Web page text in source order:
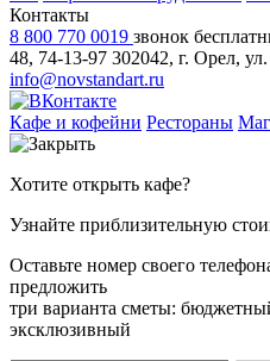
Контакты
8 800 770 0019 звонок
48, 74-13-97 302042, г. Орел,
info@novstandart.ru
Кафе и кофейни Рестораны
Хотите открыть кафе?
Узнайте приблизительную
Оставьте номер своего
предложить
три варианта сметы:
эксклюзивный